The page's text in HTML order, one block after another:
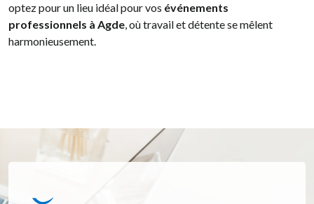
optez pour un lieu idéal pour vos événements
professionnels à Agde, où travail et détente se mêlent
harmonieusement.